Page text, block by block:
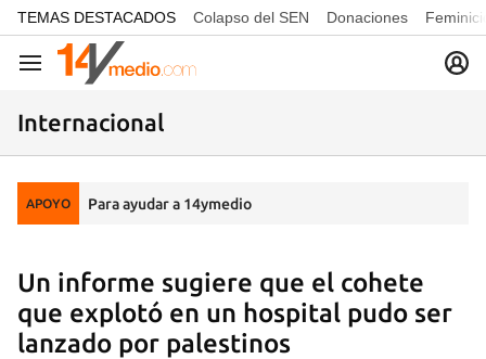
common.go-to-content
TEMAS DESTACADOS Colapso del SEN Donaciones
Navegación
Internacional
APOYO Para ayudar a 14ymedio
Un informe sugiere que el cohete
que explotó en un hospital pudo ser
lanzado por palestinos